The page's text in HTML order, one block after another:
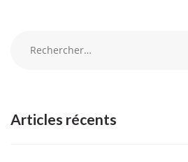
Articles récents